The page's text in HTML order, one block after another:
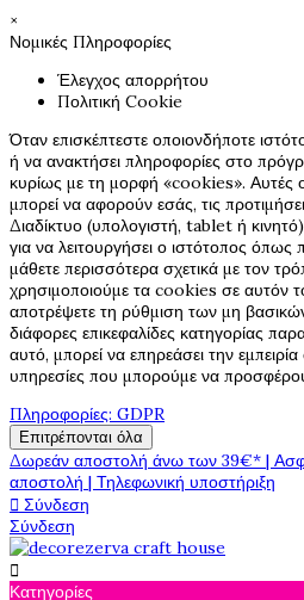
×
Νομικές Πληροφορίες
Έλεγχος απορρήτου
Πολιτική Cookie
Όταν επισκέπτεστε οποιονδήποτε
ή να ανακτήσει πληροφορίες στο
κυρίως με τη μορφή «cookies». Αυτές
μπορεί να αφορούν εσάς, τις
Διαδίκτυο (υπολογιστή, tablet ή
για να λειτουργήσει ο ιστότοπος όπως
μάθετε περισσότερα σχετικά με τον
χρησιμοποιούμε τα cookies σε αυτόν
αποτρέψετε τη ρύθμιση των μη
διάφορες επικεφαλίδες κατηγορίας
αυτό, μπορεί να επηρεάσει την
υπηρεσίες που μπορούμε να
Πληροφορίες: GDPR
Επιτρέπονται όλα
Δωρεάν αποστολή άνω των 39€* |
αποστολή | Τηλεφωνική υποστήριξη
 Σύνδεση
Σύνδεση

Κατηγορίες